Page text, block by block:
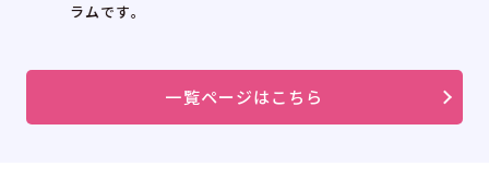
ラムです。
一覧ページはこちら